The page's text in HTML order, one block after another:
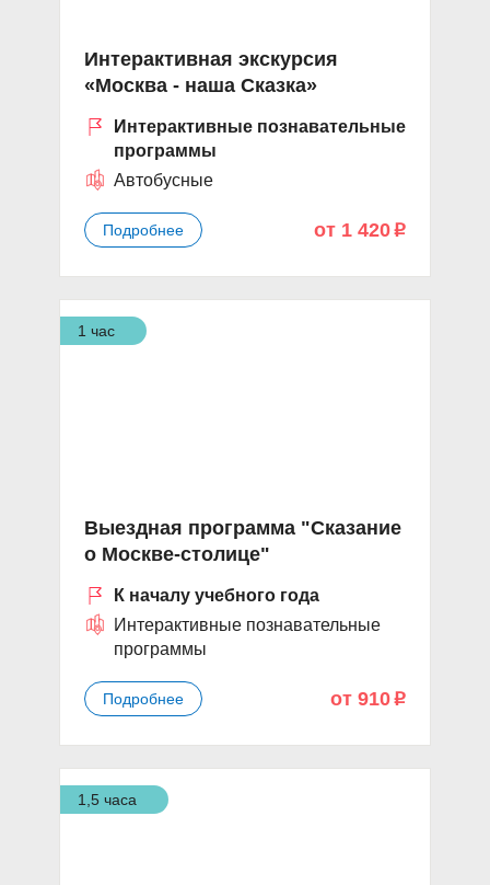
Интерактивная экскурсия
«Москва - наша Сказка»
Интерактивные познавательные
программы
Автобусные
Подробнее от 1 420 p
1 час
Выездная программа "Сказание
о Москве-столице"
К началу учебного года
Интерактивные познавательные
программы
Подробнее от 910 p
1,5 часа